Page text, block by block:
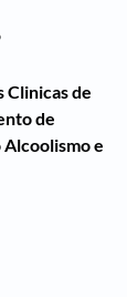
Clinicas de
de
e